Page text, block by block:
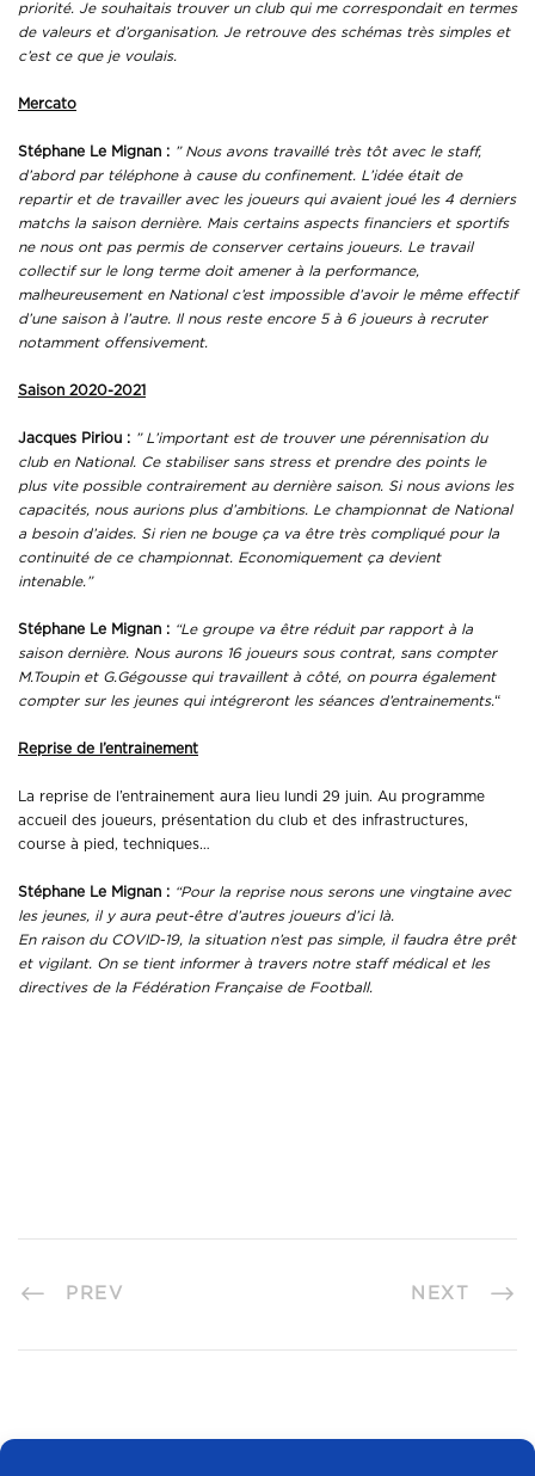
priorité. Je souhaitais trouver un club qui me correspondait en termes
de valeurs et d’organisation. Je retrouve des schémas très simples et
c’est ce que je voulais.
Mercato
Stéphane Le Mignan : ” Nous avons travaillé très tôt avec le staff,
d’abord par téléphone à cause du confinement. L’idée était de
repartir et de travailler avec les joueurs qui avaient joué les 4 derniers
matchs la saison dernière. Mais certains aspects financiers et sportifs
ne nous ont pas permis de conserver certains joueurs. Le travail
collectif sur le long terme doit amener à la performance,
malheureusement en National c’est impossible d’avoir le même effectif
d’une saison à l’autre. Il nous reste encore 5 à 6 joueurs à recruter
notamment offensivement.
Saison 2020-2021
Jacques Piriou : ” L’important est de trouver une pérennisation du
club en National. Ce stabiliser sans stress et prendre des points le
plus vite possible contrairement au dernière saison. Si nous avions les
capacités, nous aurions plus d’ambitions. Le championnat de National
a besoin d’aides. Si rien ne bouge ça va être très compliqué pour la
continuité de ce championnat. Economiquement ça devient
intenable.”
Stéphane Le Mignan : “Le groupe va être réduit par rapport à la
saison dernière. Nous aurons 16 joueurs sous contrat, sans compter
M.Toupin et G.Gégousse qui travaillent à côté, on pourra également
compter sur les jeunes qui intégreront les séances d’entrainements.“
Reprise de l’entrainement
La reprise de l’entrainement aura lieu lundi 29 juin. Au programme
accueil des joueurs, présentation du club et des infrastructures,
course à pied, techniques…
Stéphane Le Mignan : “Pour la reprise nous serons une vingtaine avec
les jeunes, il y aura peut-être d’autres joueurs d’ici là.
En raison du COVID-19, la situation n’est pas simple, il faudra être prêt
et vigilant. On se tient informer à travers notre staff médical et les
directives de la Fédération Française de Football.
PREV NEXT